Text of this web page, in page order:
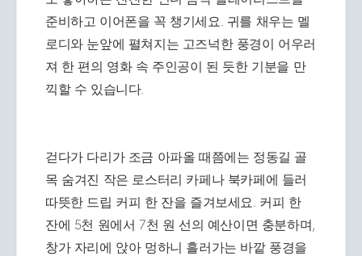
준비하고 이어폰을 꼭 챙기세요. 귀를 채우는 멜
로디와 눈앞에 펼쳐지는 고즈넉한 풍경이 어우러
져 한 편의 영화 속 주인공이 된 듯한 기분을 만
끽할 수 있습니다.
걷다가 다리가 조금 아파올 때쯤에는 정동길 골
목 숨겨진 작은 로스터리 카페나 북카페에 들러
따뜻한 드립 커피 한 잔을 즐겨보세요. 커피 한
잔에 5천 원에서 7천 원 선의 예산이면 충분하며,
창가 자리에 앉아 멍하니 흘러가는 바깥 풍경을